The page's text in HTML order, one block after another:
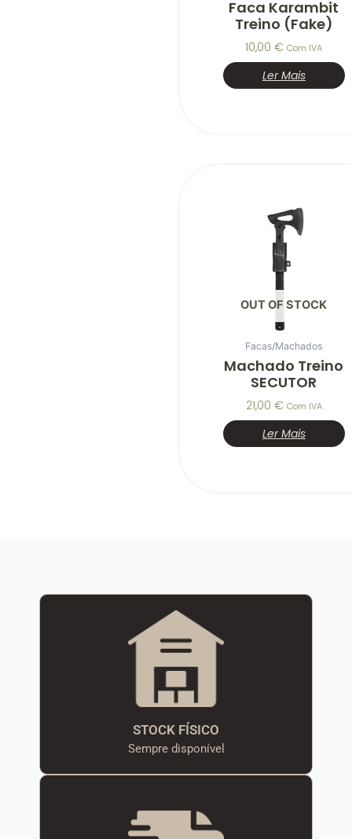
Faca Karambit
Treino (fake)
10,00€ Com IVA
Ler Mais
OUT OF STOCK
Facas/Machados
Machado Treino
SECUTOR
21,00 € Com IVA
Ler Mais
STOCK FÍSICO
Sempre disponível